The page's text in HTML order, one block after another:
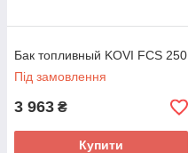
Бак топливный KOVI FCS 250
Під замовлення
3 963 ₴
Купити